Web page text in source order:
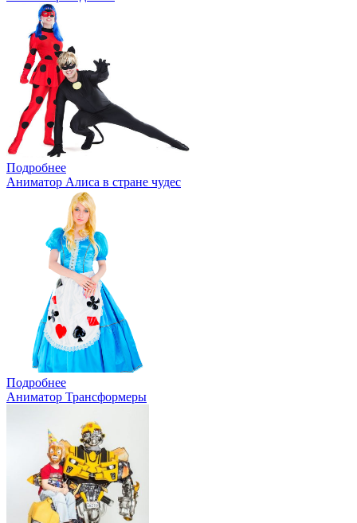
Подробнее
Аниматор Алиса в стране чудес
Подробнее
Аниматор Трансформеры